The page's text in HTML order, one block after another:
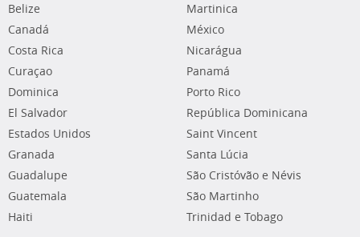
Belize
Canadá
Costa Rica
Curaçao
Dominica
El Salvador
Estados Unidos
Granada
Guadalupe
Guatemala
Haiti
Martinica
México
Nicarágua
Panamá
Porto Rico
República Dominicana
Saint Vincent
Santa Lúcia
São Cristóvão e Névis
São Martinho
Trinidad e Tobago